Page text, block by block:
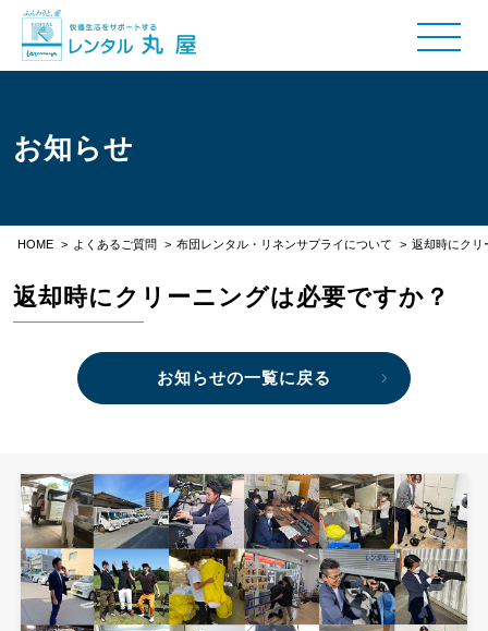
お知らせ
HOME > よくあるご質問 > 布団レンタル・リネンサプライについて > 返却時にクリ
返却時にクリーニングは必要ですか？
お知らせの一覧に戻る